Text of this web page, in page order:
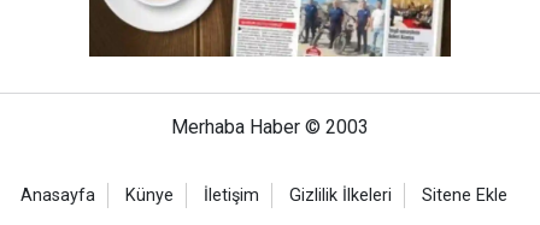
Merhaba Haber © 2003
Anasayfa Künye İletişim Gizlilik İlkeleri Sitene Ekle